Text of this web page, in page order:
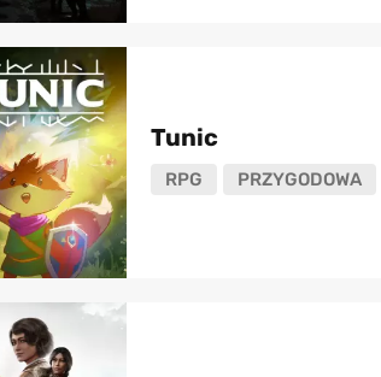
Tunic
RPG PRZYGODOWA